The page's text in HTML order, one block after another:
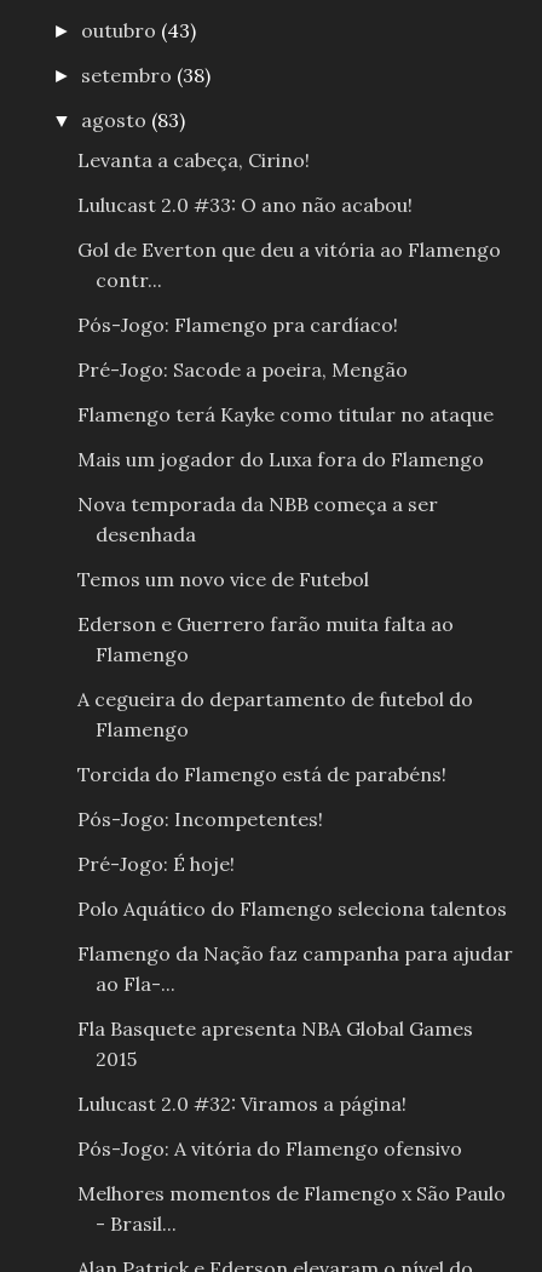
► outubro (43)
► setembro (38)
▼ agosto (83)
Levanta a cabeça, Cirino!
Lulucast 2.0 #33: O ano não acabou!
Gol de Everton que deu a vitória ao Flamengo
contr...
Pós-Jogo: Flamengo pra cardíaco!
Pré-Jogo: Sacode a poeira, Mengão
Flamengo terá Kayke como titular no ataque
Mais um jogador do Luxa fora do Flamengo
Nova temporada da NBB começa a ser
desenhada
Temos um novo vice de Futebol
Ederson e Guerrero farão muita falta ao
Flamengo
A cegueira do departamento de futebol do
Flamengo
Torcida do Flamengo está de parabéns!
Pós-Jogo: Incompetentes!
Pré-Jogo: É hoje!
Polo Aquático do Flamengo seleciona talentos
Flamengo da Nação faz campanha para ajudar
ao Fla-...
Fla Basquete apresenta NBA Global Games
2015
Lulucast 2.0 #32: Viramos a página!
Pós-Jogo: A vitória do Flamengo ofensivo
Melhores momentos de Flamengo x São Paulo
- Brasil...